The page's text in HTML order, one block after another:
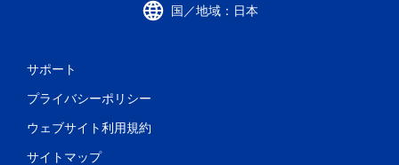
国／地域：日本
サポート
プライバシーポリシー
ウェブサイト利用規約
サイトマップ